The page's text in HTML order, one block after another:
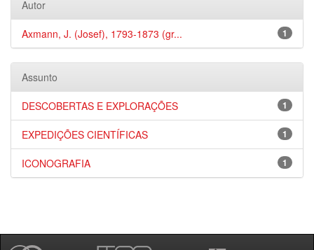
Autor
1
Axmann, J. (Josef), 1793-1873 (gr...
Assunto
1
DESCOBERTAS E EXPLORAÇÕES
1
EXPEDIÇÕES CIENTÍFICAS
1
ICONOGRAFIA